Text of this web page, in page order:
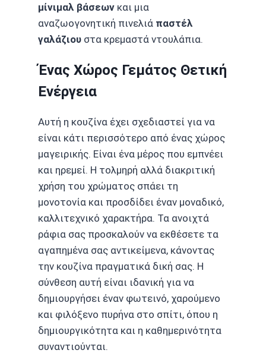
μίνιμαλ βάσεων και μια
αναζωογονητική πινελιά παστέλ
γαλάζιου στα κρεμαστά ντουλάπια.
Ένας Χώρος Γεμάτος Θετική
Ενέργεια
Αυτή η κουζίνα έχει σχεδιαστεί για να
είναι κάτι περισσότερο από ένας χώρος
μαγειρικής. Είναι ένα μέρος που εμπνέει
και ηρεμεί. Η τολμηρή αλλά διακριτική
χρήση του χρώματος σπάει τη
μονοτονία και προσδίδει έναν μοναδικό,
καλλιτεχνικό χαρακτήρα. Τα ανοιχτά
ράφια σας προσκαλούν να εκθέσετε τα
αγαπημένα σας αντικείμενα, κάνοντας
την κουζίνα πραγματικά δική σας. Η
σύνθεση αυτή είναι ιδανική για να
δημιουργήσει έναν φωτεινό, χαρούμενο
και φιλόξενο πυρήνα στο σπίτι, όπου η
δημιουργικότητα και η καθημερινότητα
συναντιούνται.